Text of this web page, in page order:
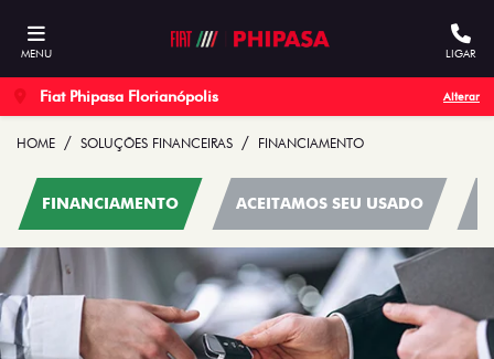
MENU LIGAR
Fiat Phipasa Florianópolis Alterar
HOME SOLUÇÕES FINANCEIRAS FINANCIAMENTO
ACEITAMOS SEU USADO
FINANCIAMENTO